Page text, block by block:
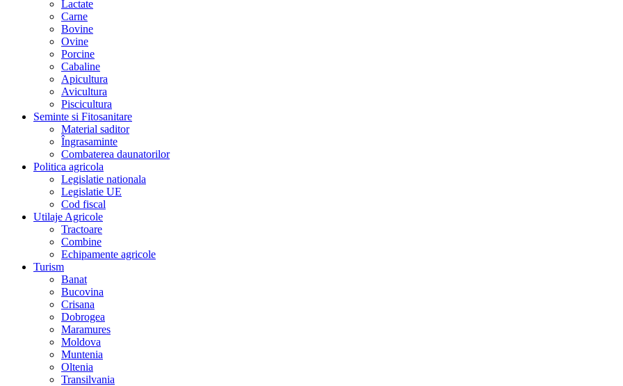
Lactate
Carne
Bovine
Ovine
Porcine
Cabaline
Apicultura
Avicultura
Piscicultura
Seminte si Fitosanitare
Material saditor
Îngrasaminte
Combaterea daunatorilor
Politica agricola
Legislatie nationala
Legislatie UE
Cod fiscal
Utilaje Agricole
Tractoare
Combine
Echipamente agricole
Turism
Banat
Bucovina
Crisana
Dobrogea
Maramures
Moldova
Muntenia
Oltenia
Transilvania